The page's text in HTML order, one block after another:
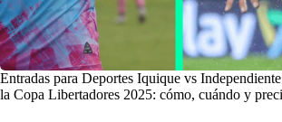
Entradas para Deportes Iquique vs
la Copa Libertadores 2025: cómo, cuándo y